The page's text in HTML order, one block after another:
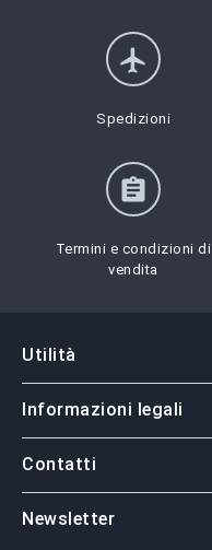
flight
Spedizioni
assignment
Termini e condizioni di
vendita
Utilità
Informazioni legali
Contatti
Newsletter